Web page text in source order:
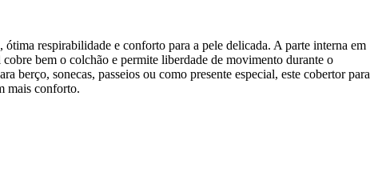
respirabilidade e conforto para a pele delicada. A parte interna em
bem o colchão e permite liberdade de movimento durante o
berço, sonecas, passeios ou como presente especial, este cobertor para
mais conforto.